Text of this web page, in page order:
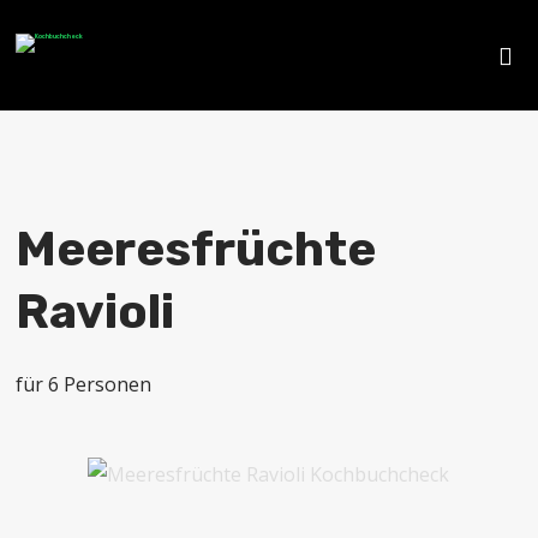
Meeresfrüchte
Ravioli
für 6 Personen